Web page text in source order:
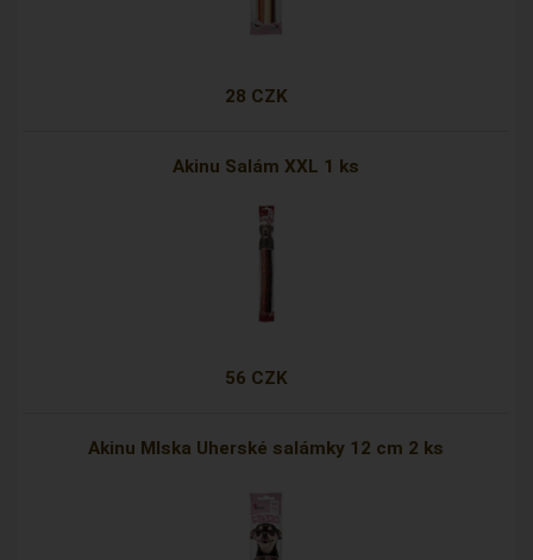
28 CZK
Akinu Salám XXL 1 ks
56 CZK
Akinu Mlska Uherské salámky 12 cm 2 ks